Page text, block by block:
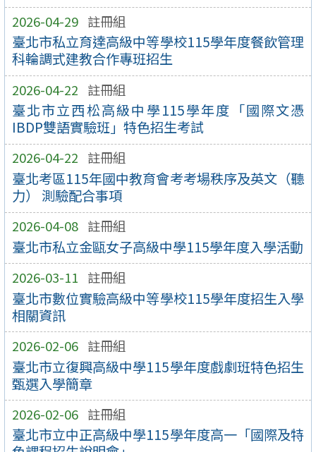
2026-04-29 註冊組
臺北市私立育達高級中等學校115學年度餐飲管理
科輪調式建教合作專班招生
2026-04-22 註冊組
臺北市立西松高級中學115學年度「國際文憑
IBDP雙語實驗班」特色招生考試
2026-04-22 註冊組
臺北考區115年國中教育會考考場秩序及英文（聽
力） 測驗配合事項
2026-04-08 註冊組
臺北市私立金甌女子高級中學115學年度入學活動
2026-03-11 註冊組
臺北市數位實驗高級中等學校115學年度招生入學
相關資訊
2026-02-06 註冊組
臺北市立復興高級中學115學年度戲劇班特色招生
甄選入學簡章
2026-02-06 註冊組
臺北市立中正高級中學115學年度高一「國際及特